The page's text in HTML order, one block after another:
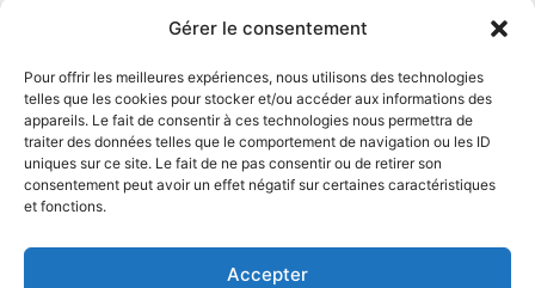
Gérer le consentement
Pour offrir les meilleures expériences, nous utilisons des technologies
telles que les cookies pour stocker et/ou accéder aux informations des
appareils. Le fait de consentir à ces technologies nous permettra de
traiter des données telles que le comportement de navigation ou les ID
uniques sur ce site. Le fait de ne pas consentir ou de retirer son
consentement peut avoir un effet négatif sur certaines caractéristiques
et fonctions.
Accepter
Mentions légales
Conditions générales d'utilisation
Conditions générales de vente
Politique de cookies